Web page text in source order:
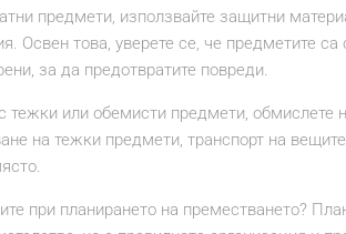
предмети, използвайте защитни
Освен това, уверете се, че предметите са
за да предотвратите повреди.
тежки или обемисти предмети, обмислете
на тежки предмети, транспорт на
при планирането на преместването?